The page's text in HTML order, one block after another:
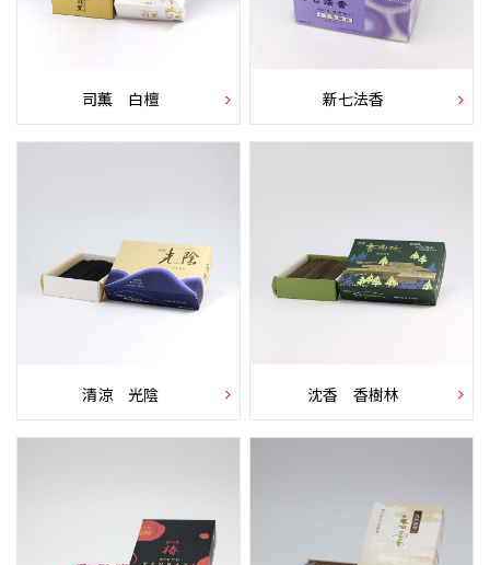
司薫 白檀 新七法香
清涼 光陰 沈香 香樹林